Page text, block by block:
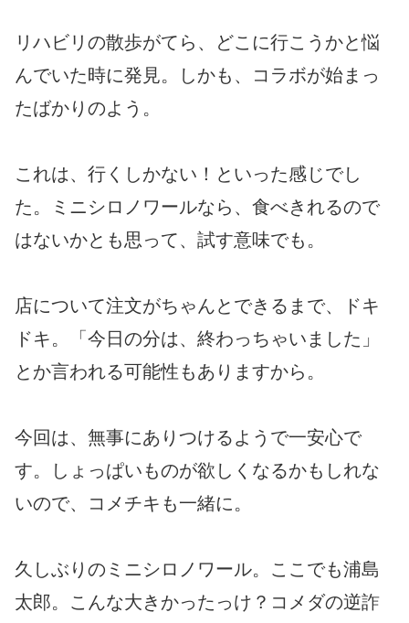
リハビリの散歩がてら、どこに行こうかと悩
んでいた時に発見。しかも、コラボが始まっ
たばかりのよう。
これは、行くしかない！といった感じでし
た。ミニシロノワールなら、食べきれるので
はないかとも思って、試す意味でも。
店について注文がちゃんとできるまで、ドキ
ドキ。「今日の分は、終わっちゃいました」
とか言われる可能性もありますから。
今回は、無事にありつけるようで一安心で
す。しょっぱいものが欲しくなるかもしれな
いので、コメチキも一緒に。
久しぶりのミニシロノワール。ここでも浦島
太郎。こんな大きかったっけ？コメダの逆詐